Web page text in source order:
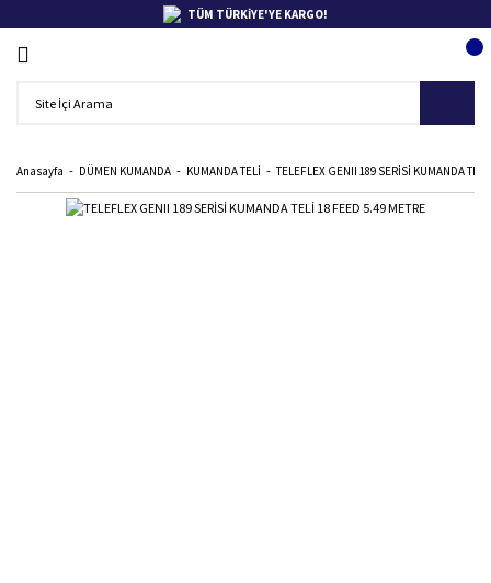
TÜM TÜRKİYE'YE KARGO!
Anasayfa DÜMEN KUMANDA KUMANDA TELİ TELEFLEX GENII 189 SERİSİ KUMANDA TELİ